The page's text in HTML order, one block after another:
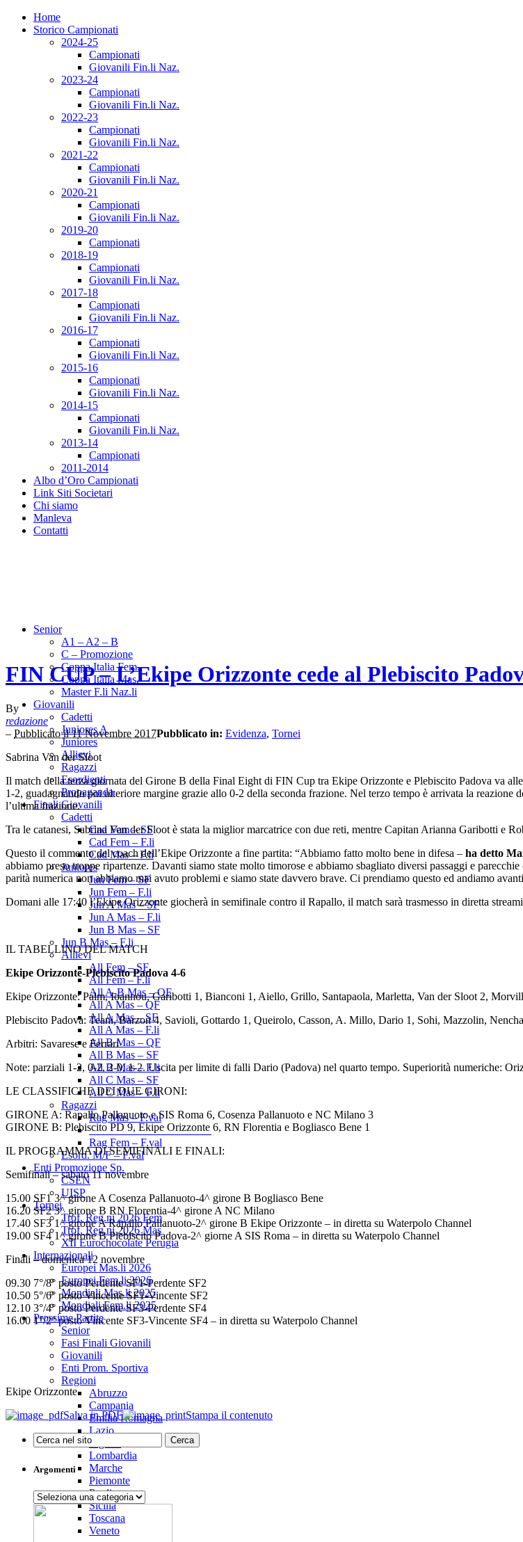
Home
Storico Campionati
2024-25
Campionati
Giovanili Fin.li Naz.
2023-24
Campionati
Giovanili Fin.li Naz.
2022-23
Campionati
Giovanili Fin.li Naz.
2021-22
Campionati
Giovanili Fin.li Naz.
2020-21
Campionati
Giovanili Fin.li Naz.
2019-20
Campionati
2018-19
Campionati
Giovanili Fin.li Naz.
2017-18
Campionati
Giovanili Fin.li Naz.
2016-17
Campionati
Giovanili Fin.li Naz.
2015-16
Campionati
Giovanili Fin.li Naz.
2014-15
Campionati
Giovanili Fin.li Naz.
2013-14
Campionati
2011-2014
Albo d’Oro Campionati
Link Siti Societari
Chi siamo
Manleva
Contatti
Senior
A1 – A2 – B
C – Promozione
Coppa Italia Fem.
Coppa Italia Mas.
Master F.li Naz.li
Giovanili
Cadetti
Juniores A
Juniores
Allievi
Ragazzi
Esordienti
Propaganda
Finali Giovanili
Cadetti
Cad Fem – SF
Cad Fem – F.li
Cad Mas – F.li
Juniores
Jun Fem – SF
Jun Fem – F.li
Jun A Mas – SF
Jun A Mas – F.li
Jun B Mas – SF
Jun B Mas – F.li
Allievi
All Fem – SF
All Fem – F.li
All A-B Mas – OF
All A Mas – QF
All A Mas – SF
All A Mas – F.li
All B Mas – QF
All B Mas – SF
All B Mas – F.li
All C Mas – SF
All C Mas – F.li
Ragazzi
Rag Mas – F.val
______________________
Rag Fem – F.val
Esord. M/F – F.val
Enti Promozione Sp.
CSEN
UISP
Tornei
Trof. Reg.ni 2026 Fem
Trof. Reg.ni 2026 Mas
XII Eurochocolate Perugia
Internazionali
Europei Mas.li 2026
Europei Fem.li 2026
Mondiali Mas.li 2025
Mondiali Fem.li 2025
Prossime Partite
Senior
Fasi Finali Giovanili
Giovanili
Enti Prom. Sportiva
Regioni
Abruzzo
Campania
Emilia Romagna
Lazio
Liguria
Lombardia
Marche
Piemonte
Puglia
Sicilia
Toscana
Veneto
FIN CUP – L’Ekipe Orizzonte cede al Plebiscito
By
redazione
– Pubblicato il 11 Novembre 2017Pubblicato in: Evidenza, Tornei
Sabrina Van der Sloot
Il match della terza giornata del Girone B della Final Eight di FIN Cup tra Ekipe Orizzonte e Plebiscito Padova va
1-2, guadagnando poi ulteriore margine grazie allo 0-2 della seconda frazione. Nel terzo tempo è arrivata la
l’ultima frazione.
Tra le catanesi, Sabrina Van der Sloot è stata la miglior marcatrice con due reti, mentre Capitan Arianna Garibotti e
Questo il commento del coach dell’Ekipe Orizzonte a fine partita: “Abbiamo fatto molto bene in difesa – ha detto
abbiamo preso troppe ripartenze. Davanti siamo state molto timorose e abbiamo sbagliato diversi passaggi e
parità numerica non abbiamo mai avuto problemi e siamo state davvero brave. Ci prendiamo questo ed andiamo
Domani alle 17:40 l’Ekipe Orizzonte giocherà in semifinale contro il Rapallo, il match sarà trasmesso in diretta
IL TABELLINO DEL MATCH
Ekipe Orizzonte-Plebiscito Padova 4-6
Ekipe Orizzonte: Palm, Ioannou, Garibotti 1, Bianconi 1, Aiello, Grillo, Santapaola, Marletta, Van der Sloot 2,
Plebiscito Padova: Teani, Barzon 4, Savioli, Gottardo 1, Queirolo, Casson, A. Millo, Dario 1, Sohi, Mazzolin,
Arbitri: Savarese e Ferrari
Note: parziali 1-2, 0-2, 2-0, 1-2. Uscita per limite di falli Dario (Padova) nel quarto tempo. Superiorità numeriche:
LE CLASSIFICHE DEI DUE GIRONI:
GIRONE A: Rapallo Pallanuoto e SIS Roma 6, Cosenza Pallanuoto e NC Milano 3
GIRONE B: Plebiscito PD 9, Ekipe Orizzonte 6, RN Florentia e Bogliasco Bene 1
IL PROGRAMMA DI SEMIFINALI E FINALI:
Semifinali – sabato 11 novembre
15.00 SF1 3^ girone A Cosenza Pallanuoto-4^ girone B Bogliasco Bene
16.20 SF2 3^ girone B RN Florentia-4^ girone A NC Milano
17.40 SF3 1^ girone A Rapallo Pallanuoto-2^ girone B Ekipe Orizzonte – in diretta su Waterpolo Channel
19.00 SF4 1^ girone B Plebiscito Padova-2^ giorne A SIS Roma – in diretta su Waterpolo Channel
Finali – domenica 12 novembre
09.30 7°/8° posto Perdente SF1-Perdente SF2
10.50 5°/6° posto Vincente SF1-Vincente SF2
12.10 3°/4° posto Perdente SF3-Perdente SF4
16.00 1°/2° posto Vincente SF3-Vincente SF4 – in diretta su Waterpolo Channel
Ekipe Orizzonte
Salva in PDF
Stampa il contenuto
Argomenti
Argomenti